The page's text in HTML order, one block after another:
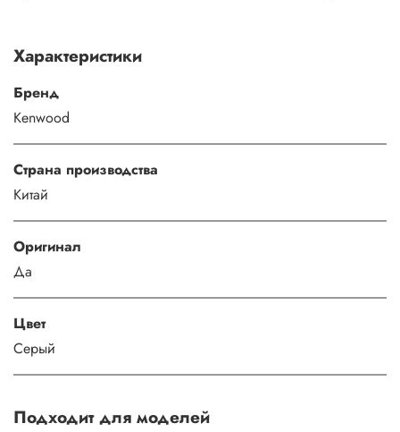
Характеристики
Бренд
Kenwood
Страна производства
Китай
Оригинал
Да
Цвет
Серый
Подходит для моделей